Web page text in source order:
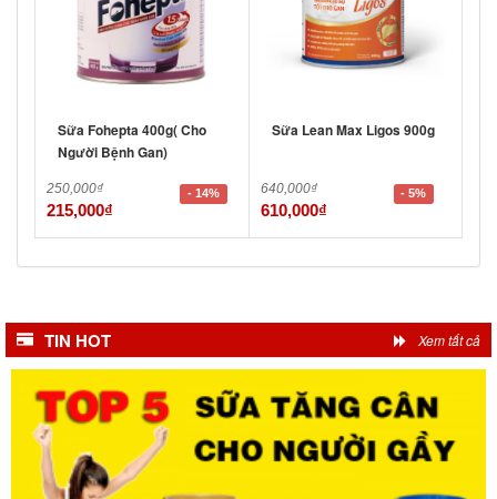
Sữa Fohepta 400g( Cho
Người Bệnh Gan)
250,000₫
215,000₫
- 14%
Sữa Lean Max Ligos 900g
640,000₫
610,000₫
- 5%
TIN HOT Xem tất cả